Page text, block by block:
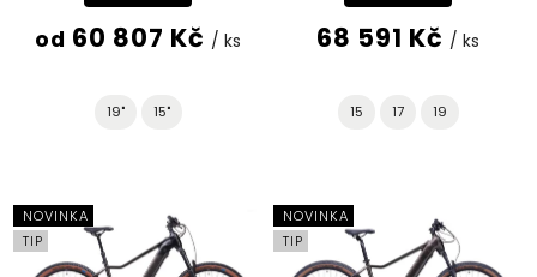
od 60 807 Kč / ks
19" 15"
68 591 Kč / ks
15 17 19
NOVINKA
TIP
NOVINKA
TIP